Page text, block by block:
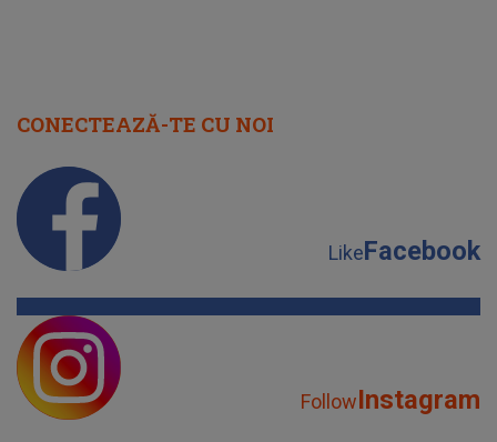
CONECTEAZĂ-TE CU NOI
LikeFacebook
FollowInstagram